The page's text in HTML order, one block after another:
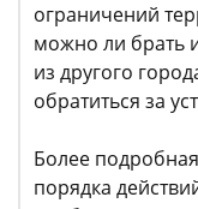
ограничений
можно ли брать
из другого
обратиться за
Более
порядка